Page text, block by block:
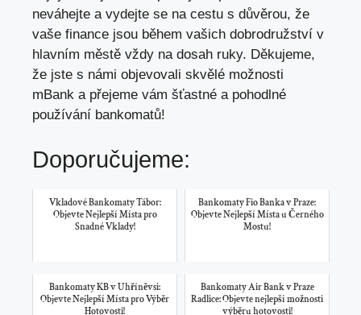
neváhejte a vydejte se na cestu s důvěrou, že
vaše finance jsou během vašich dobrodružství v
hlavním městě vždy na dosah ruky. Děkujeme,
že jste s námi objevovali skvělé možnosti
mBank a přejeme vám šťastné a pohodlné
používání bankomatů!
Doporučujeme:
Vkladové Bankomaty Tábor:
Objevte Nejlepší Místa pro
Snadné Vklady!
Bankomaty Fio Banka v Praze:
Objevte Nejlepší Místa u Černého
Mostu!
Bankomaty KB v Uhříněvsi:
Objevte Nejlepší Místa pro Výběr
Hotovosti!
Bankomaty Air Bank v Praze
Radlice: Objevte nejlepší možnosti
výběru hotovosti!